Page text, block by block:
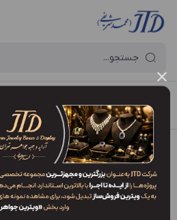
آرایه و جعبه جواهر تهران / فهرست محصولات